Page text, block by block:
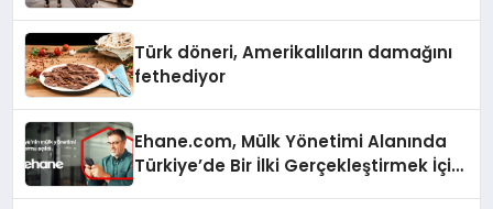
Türk döneri, Amerikalıların damağını
fethediyor
Ehane.com, Mülk Yönetimi Alanında
Türkiye’de Bir İlki Gerçekleştirmek İçin